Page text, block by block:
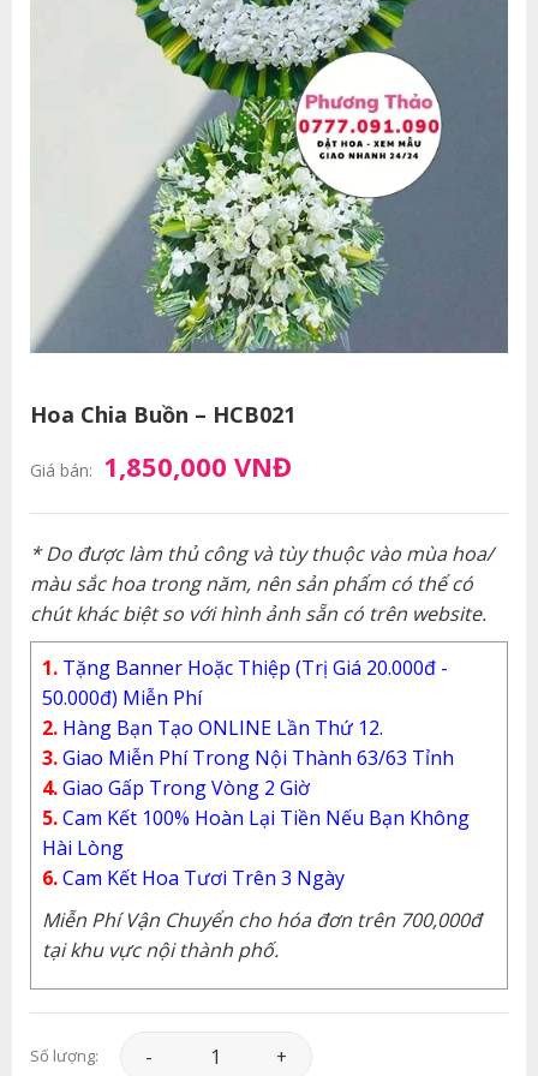
Hoa Chia Buồn – HCB021
Giá bán: 1,850,000 VNĐ
* Do được làm thủ công và tùy thuộc vào mùa hoa/
màu sắc hoa trong năm, nên sản phẩm có thể có
chút khác biệt so với hình ảnh sẵn có trên website.
1. Tặng Banner Hoặc Thiệp (Trị Giá 20.000đ -
50.000đ) Miễn Phí
2. Hàng Bạn Tạo ONLINE Lần Thứ 12.
3.Giao Miễn Phí Trong Nội Thành 63/63 Tỉnh
4.Giao Gấp Trong Vòng 2 Giờ
5.Cam Kết 100% Hoàn Lại Tiền Nếu Bạn Không
Hài Lòng
6.Cam Kết Hoa Tươi Trên 3 Ngày
Miễn Phí Vận Chuyển cho hóa đơn trên 700,000đ
tại khu vực nội thành phố.
Số lượng: Hoa Chia Buồn - HCB021 số lượng